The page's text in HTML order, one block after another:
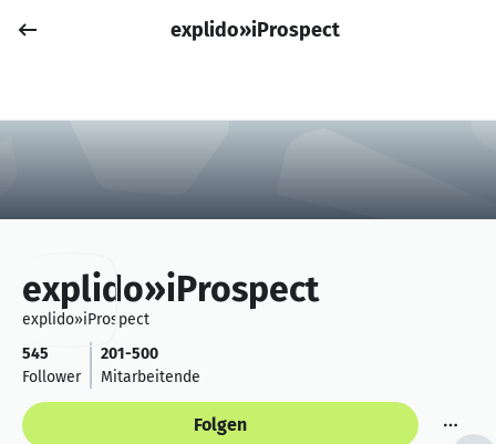
Anmelden
explido»iProspect
explido»iProspect
explido»iProspect
545
Follower
201-500
Mitarbeitende
Folgen